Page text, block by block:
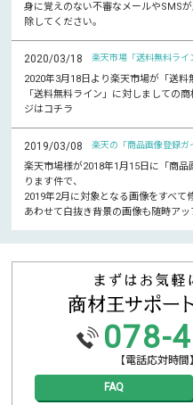
身に覚えのない不審なメールやSMS
除してください。
2020/03/18 楽天市場「送料無料ライ
2020年3月18日より楽天市場が「送料
「送料無料ライン」に対しましての
ジはコチラ
2019/03/08 楽天の「商品画像登録ガ
楽天市場様が2018年1月15日に「商
ります件で、
2019年2月に対象となる画像をすべて
あわせて白抜き背景の画像も随時アッ
078-
【電話応対時
FAQ